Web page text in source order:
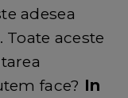
adesea
aceste
face? In